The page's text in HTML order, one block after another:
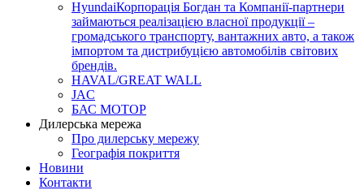
HyundaiКорпорація Богдан та Компанії-партнери
займаються реалізацією власної продукції –
громадського транспорту, вантажних авто, а також
імпортом та дистрибуцією автомобілів світових
брендів.
HAVAL/GREAT WALL
JAC
БАС МОТОР
Дилерська мережа
Про дилерську мережу
Географія покриття
Новини
Контакти